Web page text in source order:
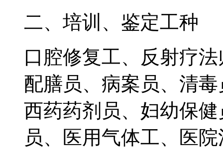
二、培训、鉴定工种
口腔修复工、反射疗
配膳员、病案员、清
西药药剂员、妇幼保
员、医用气体工、医